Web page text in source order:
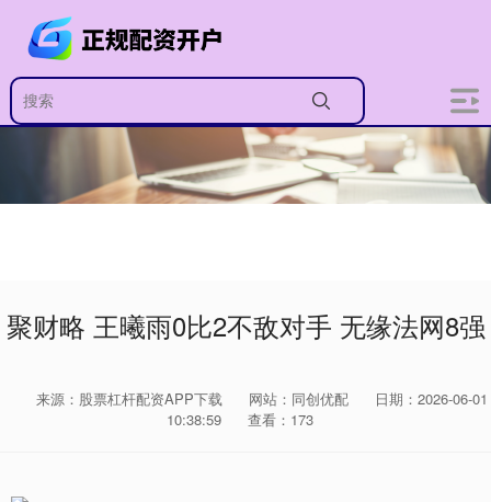
聚财略 王曦雨0比2不敌对手 无缘法网8强
来源：股票杠杆配资APP下载 网站：同创优配
日期：2026-06-01
10:38:59
查看：173